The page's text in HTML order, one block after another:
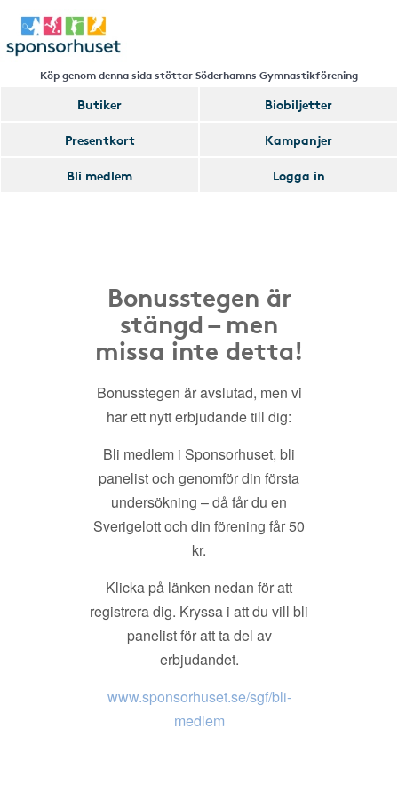
Köp genom denna sida stöttar Söderhamns Gymnastikförening
Butiker
Biobiljetter
Presentkort
Kampanjer
Bli medlem
Logga in
Bonusstegen är
stängd – men
missa inte detta!
Bonusstegen är avslutad, men vi
har ett nytt erbjudande till dig:
Bli medlem i Sponsorhuset, bli
panelist och genomför din första
undersökning – då får du en
Sverigelott och din förening får 50
kr.
Klicka på länken nedan för att
registrera dig. Kryssa i att du vill bli
panelist för att ta del av
erbjudandet.
www.sponsorhuset.se/sgf/bli-
medlem